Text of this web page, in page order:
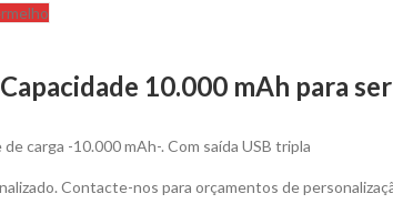
10.000 mAh para
carga -10.000 mAh-. Com saída USB tripla
Contacte-nos para orçamentos de